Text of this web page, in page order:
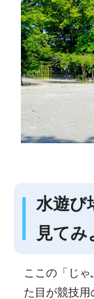
水遊び
見てみ
ここの「じ
た目が競技用